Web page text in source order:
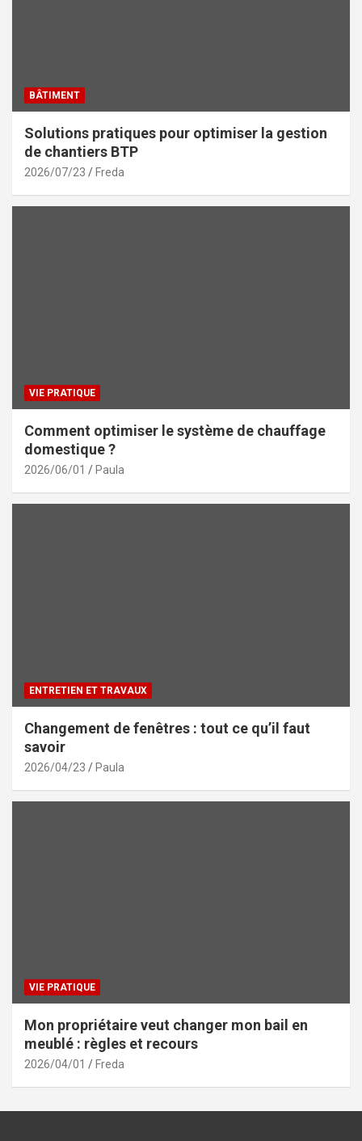
BÂTIMENT
Solutions pratiques pour optimiser la gestion
de chantiers BTP
2026/07/23 Freda
VIE PRATIQUE
Comment optimiser le système de chauffage
domestique ?
2026/06/01 Paula
ENTRETIEN ET TRAVAUX
Changement de fenêtres : tout ce qu’il faut
savoir
2026/04/23 Paula
VIE PRATIQUE
Mon propriétaire veut changer mon bail en
meublé : règles et recours
2026/04/01 Freda